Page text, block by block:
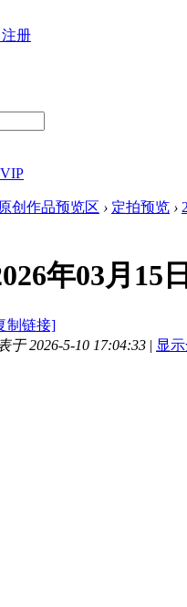
册
原创作品预览区 › 定拍预览 ›
年03月15
制链接]
于 2026-5-10 17:04:33 | 显